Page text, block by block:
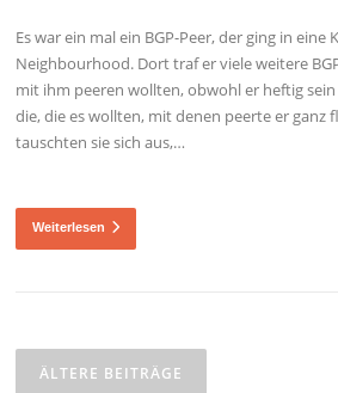
Es war ein mal ein BGP-Peer, der ging in eine
Neighbourhood. Dort traf er viele weitere
mit ihm peeren wollten, obwohl er heftig
die, die es wollten, mit denen peerte er ganz
tauschten sie sich aus,…
Weiterlesen
ÄLTERE BEITRÄGE